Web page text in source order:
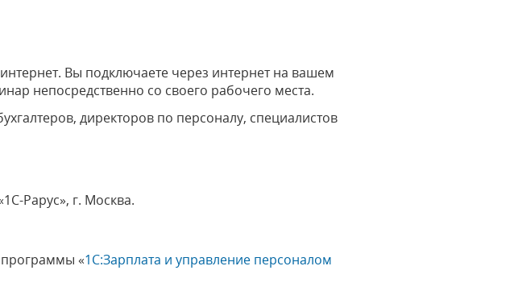
Вы подключаете через интернет на вашем
непосредственно со своего рабочего места.
директоров по персоналу, специалистов
Рарус», г. Москва.
«1С:Зарплата и управление персоналом